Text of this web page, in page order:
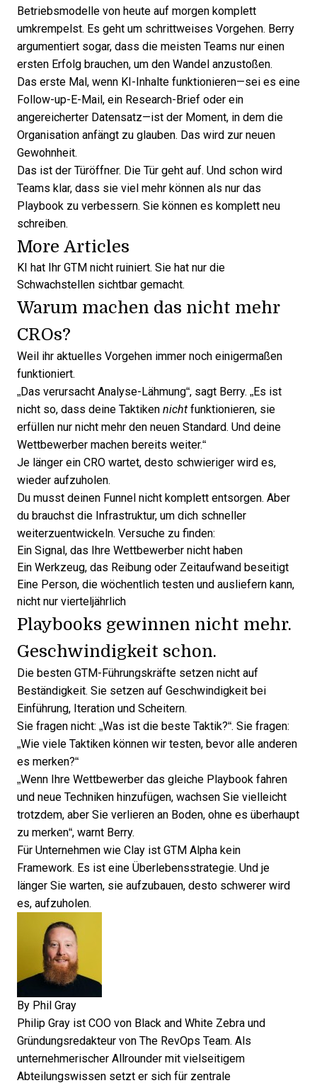
Betriebsmodelle von heute auf morgen komplett
umkrempelst. Es geht um schrittweises Vorgehen. Berry
argumentiert sogar, dass die meisten Teams nur einen
ersten Erfolg brauchen, um den Wandel anzustoßen.
Das erste Mal, wenn KI-Inhalte funktionieren—sei es eine
Follow-up-E-Mail, ein Research-Brief oder ein
angereicherter Datensatz—ist der Moment, in dem die
Organisation anfängt zu glauben. Das wird zur neuen
Gewohnheit.
Das ist der Türöffner. Die Tür geht auf. Und schon wird
Teams klar, dass sie viel mehr können als nur das
Playbook zu verbessern. Sie können es komplett neu
schreiben.
More Articles
KI hat Ihr GTM nicht ruiniert. Sie hat nur die
Schwachstellen sichtbar gemacht.
Warum machen das nicht mehr
CROs?
Weil ihr aktuelles Vorgehen immer noch einigermaßen
funktioniert.
„Das verursacht Analyse-Lähmung“, sagt Berry. „Es ist
nicht so, dass deine Taktiken nicht funktionieren, sie
erfüllen nur nicht mehr den neuen Standard. Und deine
Wettbewerber machen bereits weiter.“
Je länger ein CRO wartet, desto schwieriger wird es,
wieder aufzuholen.
Du musst deinen Funnel nicht komplett entsorgen. Aber
du brauchst die Infrastruktur, um dich schneller
weiterzuentwickeln. Versuche zu finden:
Ein Signal, das Ihre Wettbewerber nicht haben
Ein Werkzeug, das Reibung oder Zeitaufwand beseitigt
Eine Person, die wöchentlich testen und ausliefern kann,
nicht nur vierteljährlich
Playbooks gewinnen nicht mehr.
Geschwindigkeit schon.
Die besten GTM-Führungskräfte setzen nicht auf
Beständigkeit. Sie setzen auf Geschwindigkeit bei
Einführung, Iteration und Scheitern.
Sie fragen nicht: „Was ist die beste Taktik?“. Sie fragen:
„Wie viele Taktiken können wir testen, bevor alle anderen
es merken?“
„Wenn Ihre Wettbewerber das gleiche Playbook fahren
und neue Techniken hinzufügen, wachsen Sie vielleicht
trotzdem, aber Sie verlieren an Boden, ohne es überhaupt
zu merken“, warnt Berry.
Für Unternehmen wie Clay ist GTM Alpha kein
Framework. Es ist eine Überlebensstrategie. Und je
länger Sie warten, sie aufzubauen, desto schwerer wird
es, aufzuholen.
By Phil Gray
Philip Gray ist COO von Black and White Zebra und
Gründungsredakteur von The RevOps Team. Als
unternehmerischer Allrounder mit vielseitigem
Abteilungswissen setzt er sich für zentrale